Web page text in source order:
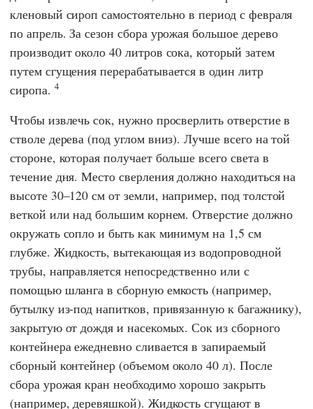
кленовый сироп самостоятельно в период с февраля
по апрель. За сезон сбора урожая большое дерево
производит около 40 литров сока, который затем
путем сгущения перерабатывается в один литр
сиропа. 4
Чтобы извлечь сок, нужно просверлить отверстие в
стволе дерева (под углом вниз). Лучше всего на той
стороне, которая получает больше всего света в
течение дня. Место сверления должно находиться на
высоте 30–120 см от земли, например, под толстой
веткой или над большим корнем. Отверстие должно
окружать сопло и быть как минимум на 1,5 см
глубже. Жидкость, вытекающая из водопроводной
трубы, направляется непосредственно или с
помощью шланга в сборную емкость (например,
бутылку из-под напитков, привязанную к багажнику),
закрытую от дождя и насекомых. Сок из сборного
контейнера ежедневно сливается в запираемый
сборный контейнер (объемом около 40 л). После
сбора урожая кран необходимо хорошо закрыть
(например, деревяшкой). Жидкость сгущают в